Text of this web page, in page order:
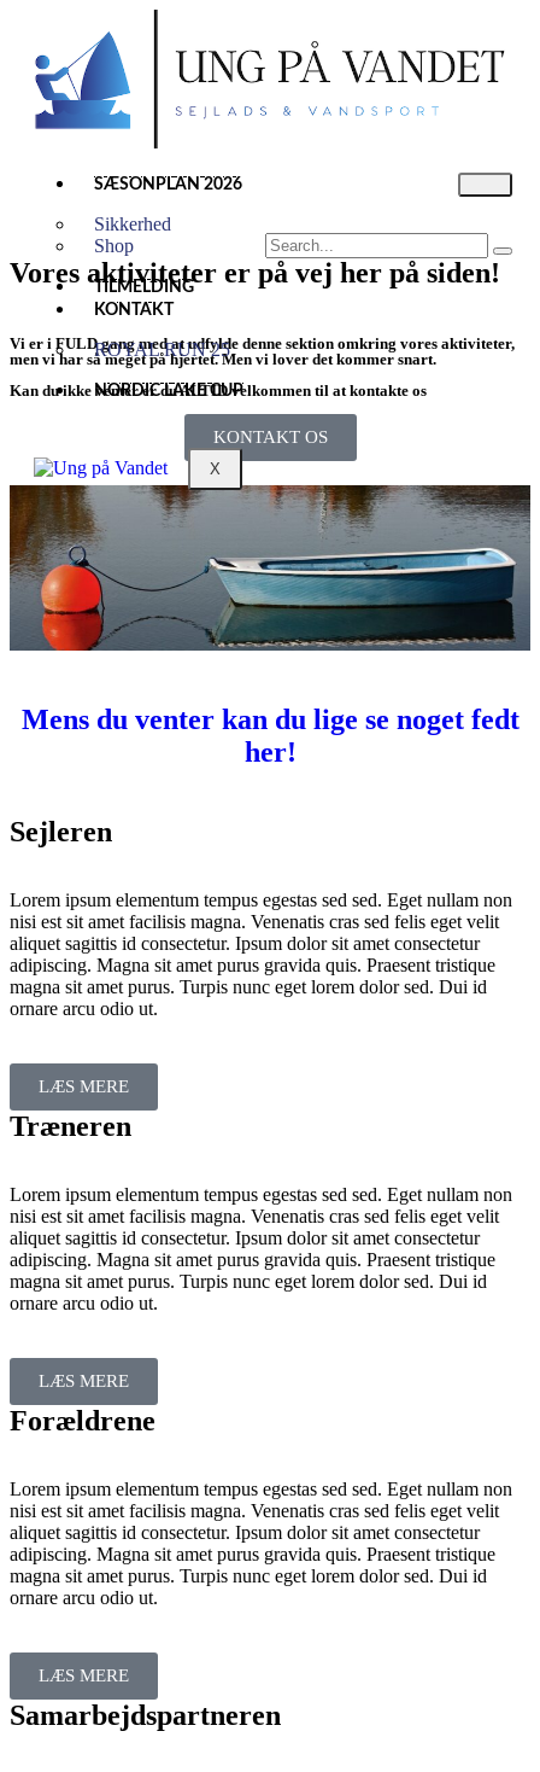
SÆSONPLAN 2026
Sikkerhed
Shop
TILMELDING
KONTAKT
ROYAL RUN 25
NORDIC LAKE CUP
X
Vores aktiviteter er på vej her på siden!
Vi er i FULD gang med at udfylde denne sektion omkring vores aktiviteter,
men vi har så meget på hjertet. Men vi lover det kommer snart.
Kan du ikke venter er du ALTID velkommen til at kontakte os
KONTAKT OS
Mens du venter kan du lige se noget fedt
her!
Sejleren
Lorem ipsum elementum tempus egestas sed sed. Eget nullam non
nisi est sit amet facilisis magna. Venenatis cras sed felis eget velit
aliquet sagittis id consectetur. Ipsum dolor sit amet consectetur
adipiscing. Magna sit amet purus gravida quis. Praesent tristique
magna sit amet purus. Turpis nunc eget lorem dolor sed. Dui id
ornare arcu odio ut.
LÆS MERE
Træneren
Lorem ipsum elementum tempus egestas sed sed. Eget nullam non
nisi est sit amet facilisis magna. Venenatis cras sed felis eget velit
aliquet sagittis id consectetur. Ipsum dolor sit amet consectetur
adipiscing. Magna sit amet purus gravida quis. Praesent tristique
magna sit amet purus. Turpis nunc eget lorem dolor sed. Dui id
ornare arcu odio ut.
LÆS MERE
Forældrene
Lorem ipsum elementum tempus egestas sed sed. Eget nullam non
nisi est sit amet facilisis magna. Venenatis cras sed felis eget velit
aliquet sagittis id consectetur. Ipsum dolor sit amet consectetur
adipiscing. Magna sit amet purus gravida quis. Praesent tristique
magna sit amet purus. Turpis nunc eget lorem dolor sed. Dui id
ornare arcu odio ut.
LÆS MERE
Samarbejdspartneren